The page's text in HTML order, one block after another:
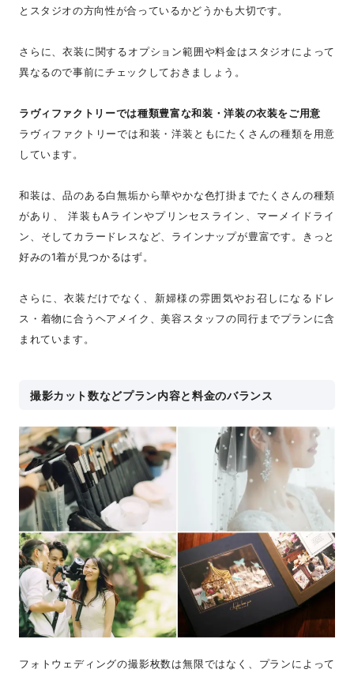
とスタジオの方向性が合っているかどうかも大切です。
さらに、衣装に関するオプション範囲や料金はスタジオによって
異なるので事前にチェックしておきましょう。
ラヴィファクトリーでは種類豊富な和装・洋装の衣装をご用意
ラヴィファクトリーでは和装・洋装ともにたくさんの種類を用意
しています。
和装は、品のある白無垢から華やかな色打掛までたくさんの種類
があり、 洋装もAラインやプリンセスライン、マーメイドライ
ン、そしてカラードレスなど、ラインナップが豊富です。きっと
好みの1着が見つかるはず。
さらに、衣装だけでなく、新婦様の雰囲気やお召しになるドレ
ス・着物に合うヘアメイク、美容スタッフの同行までプランに含
まれています。
撮影カット数などプラン内容と料金のバランス
フォトウェディングの撮影枚数は無限ではなく、プランによって